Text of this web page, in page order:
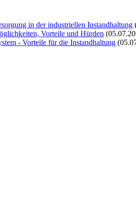
in der industriellen Instandhaltung
Vorteile und Hürden
- Vorteile für die Instandhaltung